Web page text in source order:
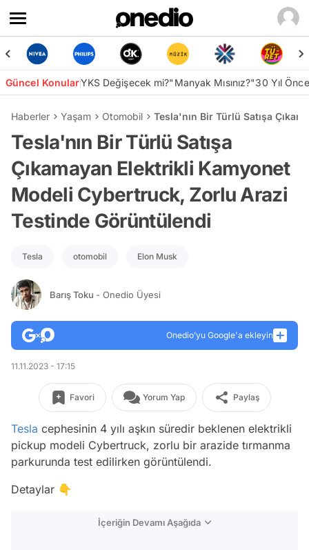
Güncel KonularYKS Değişecek mi?"Manyak Mısınız?"30 Yıl
Haberler Yaşam Otomobil Tesla'nın Bir Türlü Satışa
Tesla'nın Bir Türlü Satışa
Çıkamayan Elektrikli Kamyonet
Modeli Cybertruck, Zorlu Arazi
Testinde Görüntülendi
Tesla otomobil Elon Musk
Barış Toku - Onedio Üyesi
Onedio’yu Google'a ekleyin
11.11.2023 - 17:15
Favori Yorum Yap Paylaş
Tesla cephesinin 4 yılı aşkın süredir beklenen elektrikli
pickup modeli Cybertruck, zorlu bir arazide tırmanma
parkurunda test edilirken görüntülendi.
Detaylar 👇
İçeriğin Devamı Aşağıda